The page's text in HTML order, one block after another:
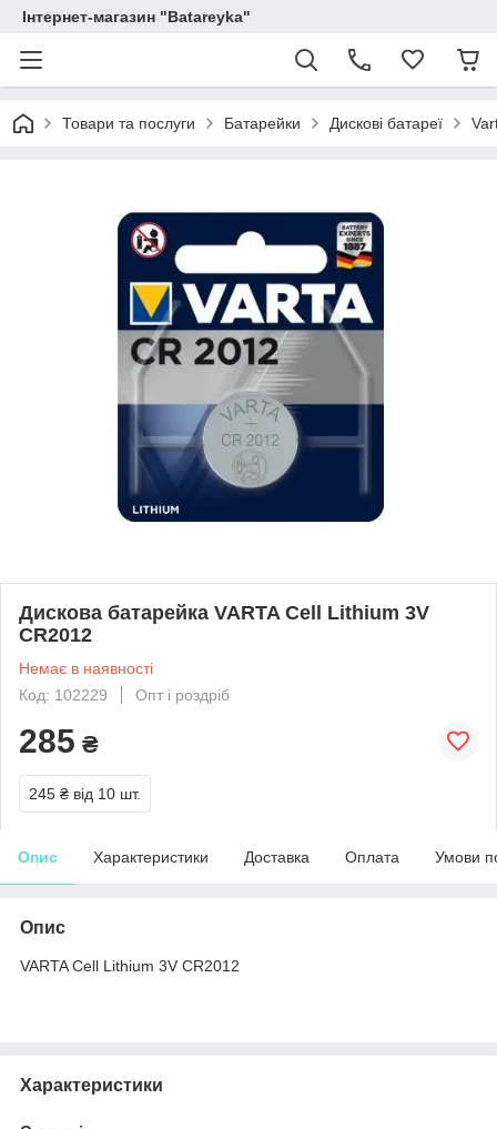
Інтернет-магазин "Batareyka"
Товари та послуги Батарейки Дискові батареї
Дискова батарейка VARTA Cell Lithium 3V
CR2012
Немає в наявності
Код: 102229
Опт і роздріб
285 ₴
245 ₴ від 10 шт.
Опис Характеристики Доставка Оплата Умови
Опис
VARTA Cell Lithium 3V CR2012
Характеристики